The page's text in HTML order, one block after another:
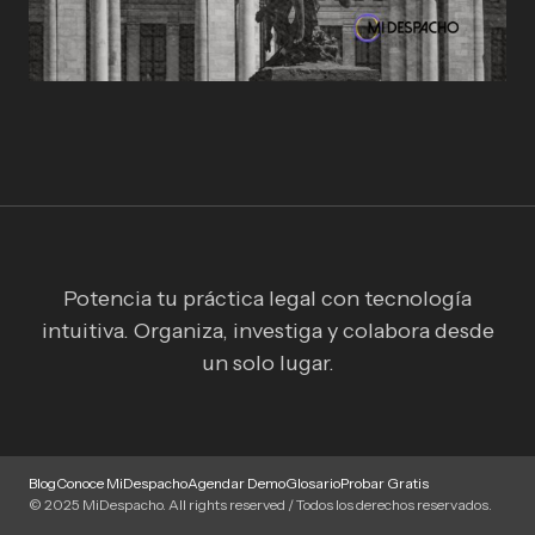
Potencia tu práctica legal con tecnología
intuitiva. Organiza, investiga y colabora desde
un solo lugar.
BlogConoce MiDespachoAgendar DemoGlosarioProbar Gratis
© 2025 MiDespacho. All rights reserved / Todos los derechos reservados.